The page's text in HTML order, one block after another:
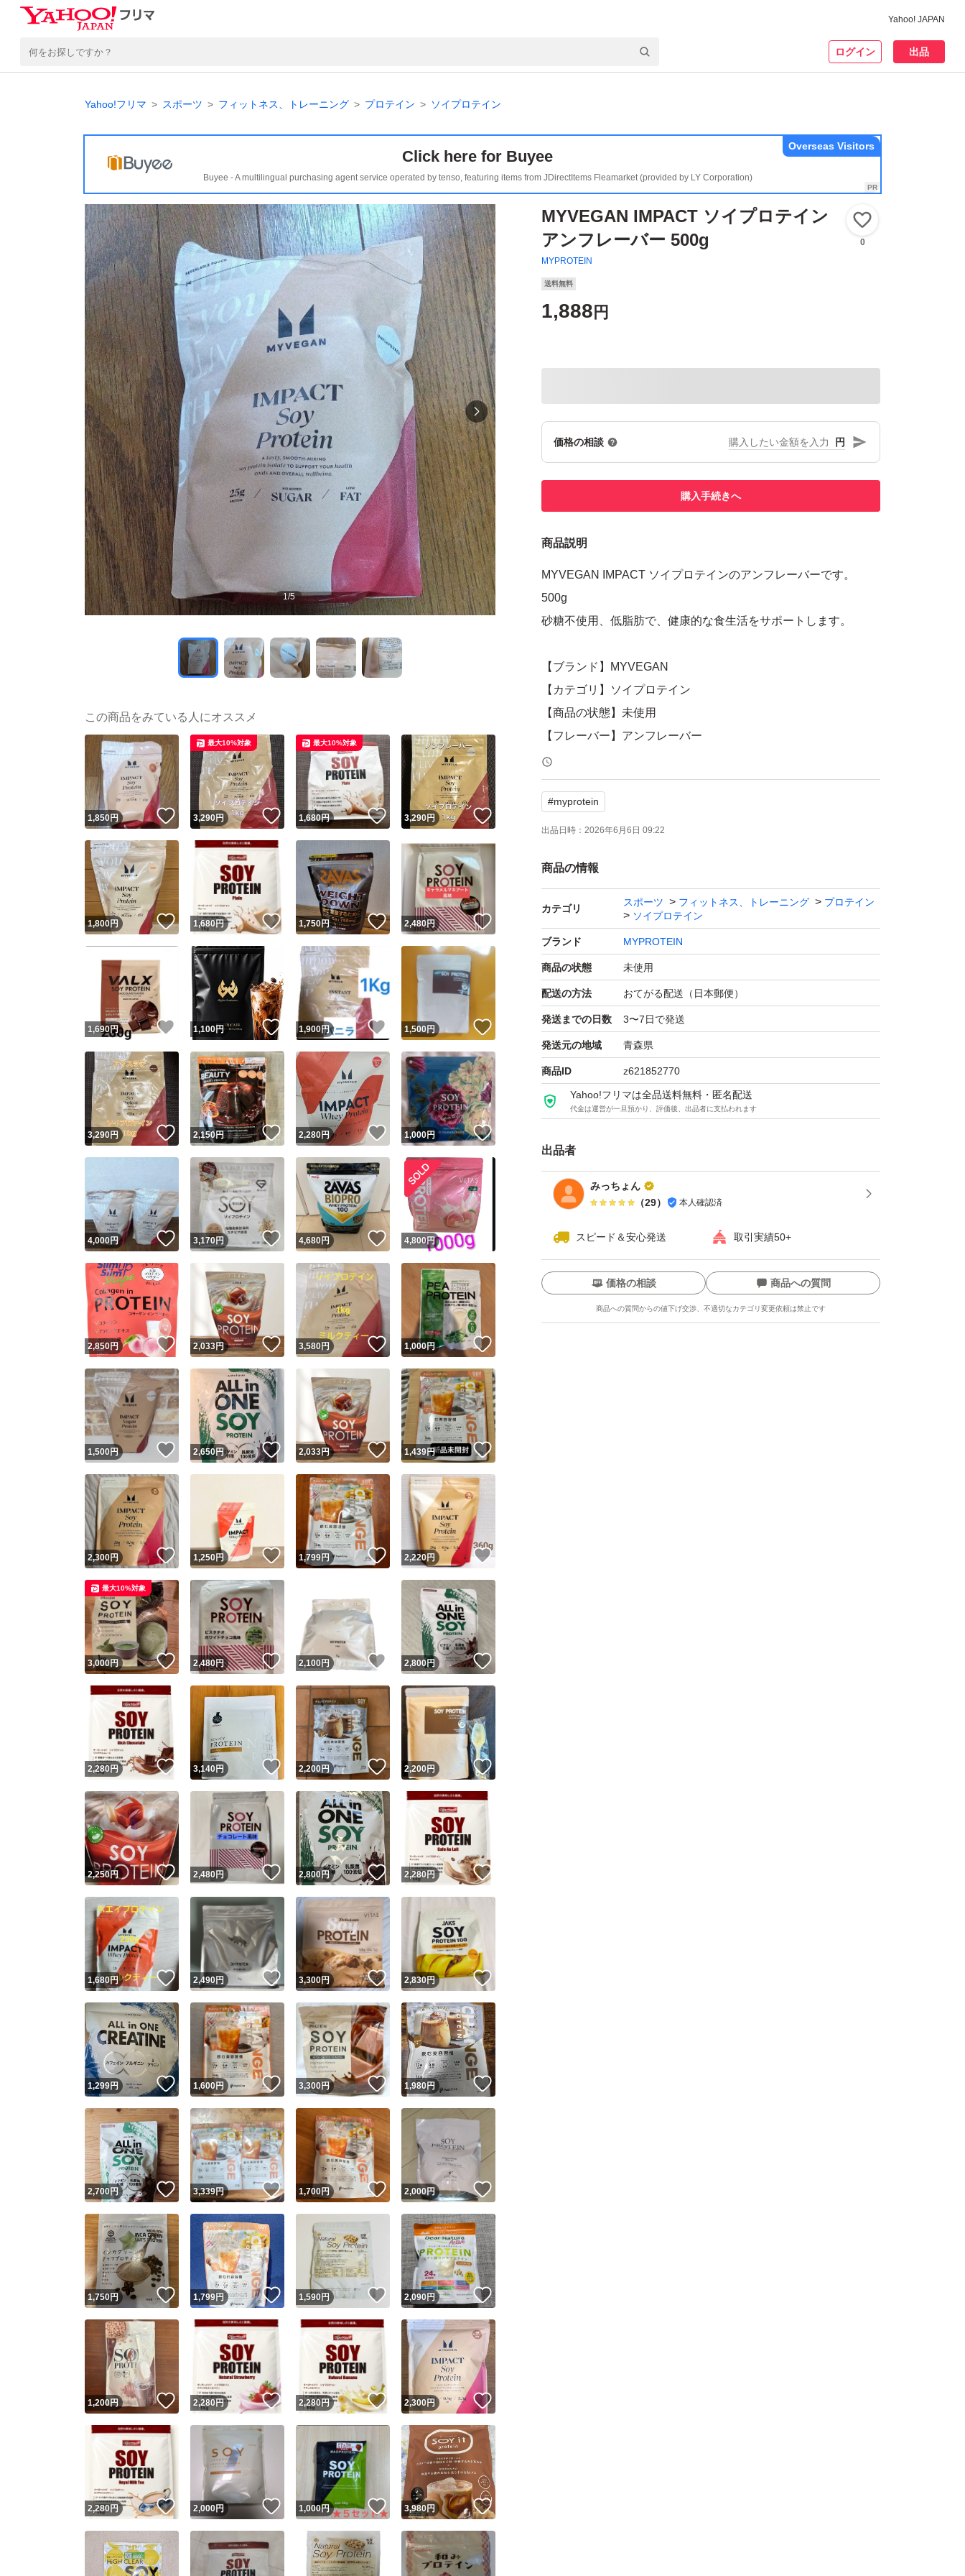
Yahoo! JAPAN
ログイン 出品
Yahoo!フリマ スポーツ フィットネス、トレーニング プロテイン ソイプロテイン
Click here for Buyee
Buyee - A multilingual purchasing agent service operated by tenso, featuring items from JDirectItems Fleamarket (provided by LY Corporation)
Overseas Visitors
1/5
MYVEGAN IMPACT ソイプロテイン
アンフレーバー 500g
MYPROTEIN
0
送料無料
1,888 円
価格の相談 円
購入手続きへ
商品説明
MYVEGAN IMPACT ソイプロテインのアンフレーバーです。
500g
砂糖不使用、低脂肪で、健康的な食生活をサポートします。
【ブランド】MYVEGAN
【カテゴリ】ソイプロテイン
【商品の状態】未使用
【フレーバー】アンフレーバー
【内容量】500g
【特徴】砂糖不使用、低脂肪
よろしくお願いいたします。
#myprotein
出品日時： 2026年6月6日 09:22
商品の情報
カテゴリ
スポーツ フィットネス、トレーニング
プロテイン
ソイプロテイン
ブランド MYPROTEIN
商品の状態 未使用
配送の方法 おてがる配送（日本郵便）
発送までの日数 3〜7日で発送
発送元の地域 青森県
商品ID z621852770
Yahoo!フリマは全品送料無料・匿名配送
代金は運営が一旦預かり、評価後、出品者に支払われます
出品者
みっちょん
（29） 本人確認済
スピード＆安心発送 取引実績50+
ユーザーの実績について
Yahoo!フリマが定めた一定の基準を満たしたユーザーにバッジを付与しています
安心取引出品者
安心取引出品者 Yahoo!フリマの基準をクリアした安心・安全なユーザーです
取引実績
取引実績◯+ このユーザーはYahoo!フリマの取引を完了させた実績があります
他フリマ実績◯+ このユーザーは他フリマサービスでの取引実績があります
スピード&安心発送
※このバッジは実績に基づく表示であり、発送を保証しているものではありません
スピード＆安心発送
このユーザーは高頻度で24時間以内＆設定した発送日数内に発送してい
スピード発送 このユーザーは高頻度で24時間以内に発送しています
安心発送 このユーザーは設定した発送日数内に発送しています
価格の相談 商品への質問
商品への質問からの値下げ交渉、不適切なカテゴリ変更依頼は禁止です
この商品の情報をコピーします
商品画像の 無断転載は禁止されています
1商品につき1回です
出品ページへ
キャンセル
この商品をみている人にオススメ
1,850円 いいね！
3,290円 いいね！
最大10%対象
1,680円 いいね！
最大10%対象
3,290円 いいね！
1,800円 いいね！
1,680円 いいね！
1,750円 いいね！
2,480円
1,690円 いいね！
1,100円 いいね！
1,900円 いいね！
1,500円
3,290円 いいね！
2,150円 いいね！
2,280円 いいね！
1,000円 いいね！
4,000円 いいね！
3,170円 いいね！
4,680円 いいね！
4,800円
2,850円 いいね！
2,033円 いいね！
3,580円 いいね！
1,000円
1,500円 いいね！
2,650円 いいね！
2,033円 いいね！
1,439円
2,300円 いいね！
1,250円 いいね！
1,799円 いいね！
2,220円 いいね！
3,000円 いいね！
最大10%対象
2,480円 いいね！
2,100円 いいね！
2,800円 いいね！
2,280円 いいね！
3,140円 いいね！
2,200円 いいね！
2,200円 いいね！
2,250円 いいね！
2,480円 いいね！
2,800円 いいね！
2,280円
1,680円 いいね！
2,490円 いいね！
3,300円 いいね！
2,830円
1,299円 いいね！
1,600円 いいね！
3,300円 いいね！
1,980円
2,700円 いいね！
3,339円 いいね！
1,700円 いいね！
2,000円
1,750円 いいね！
1,799円 いいね！
1,590円 いいね！
2,090円 いいね！
1,200円 いいね！
2,280円 いいね！
2,280円 いいね！
2,300円
2,280円 いいね！
2,000円 いいね！
1,000円 いいね！
3,980円